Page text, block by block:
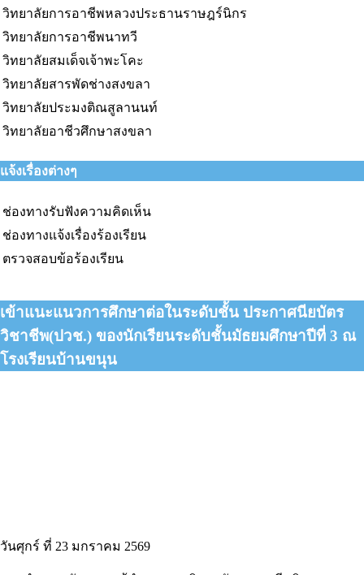
วิทยาลัยการอาชีพหลวงประธานราษฎร์นิกร
วิทยาลัยการอาชีพนาทวี
วิทยาลัยสมเด็จเจ้าพะโคะ
วิทยาลัยสารพัดช่างสงขลา
วิทยาลัยประมงติณสูลานนท์
วิทยาลัยอาชีวศึกษาสงขลา
แจ้งเรื่องต่างๆ
ช่องทางรับฟังความคิดเห็น
ช่องทางแจ้งเรื่องร้องเรียน
ตรวจสอบข้อร้องเรียน
เข้าแนะแนวการศึกษาต่อในระดับชั้น ประกาศนียบัตร
วิชาชีพ(ปวช.) ของนักเรียนระดับชั้นมัธยมศึกษาปีที่ 3 ณ
โรงเรียนบ้านขนุน
วันศุกร์ ที่ 23 มกราคม 2569